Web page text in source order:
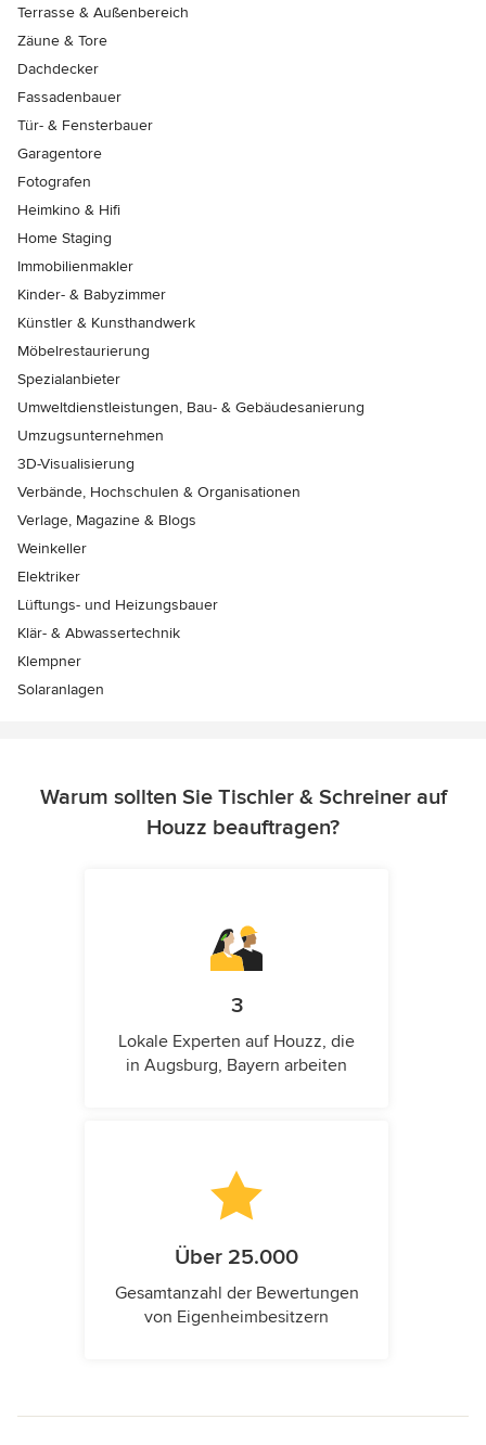
Terrasse & Außenbereich
Zäune & Tore
Dachdecker
Fassadenbauer
Tür- & Fensterbauer
Garagentore
Fotografen
Heimkino & Hifi
Home Staging
Immobilienmakler
Kinder- & Babyzimmer
Künstler & Kunsthandwerk
Möbelrestaurierung
Spezialanbieter
Umweltdienstleistungen, Bau- & Gebäudesanierung
Umzugsunternehmen
3D-Visualisierung
Verbände, Hochschulen & Organisationen
Verlage, Magazine & Blogs
Weinkeller
Elektriker
Lüftungs- und Heizungsbauer
Klär- & Abwassertechnik
Klempner
Solaranlagen
Warum sollten Sie Tischler & Schreiner auf
Houzz beauftragen?
3
Lokale Experten auf Houzz, die
in Augsburg, Bayern arbeiten
Über 25.000
Gesamtanzahl der Bewertungen
von Eigenheimbesitzern